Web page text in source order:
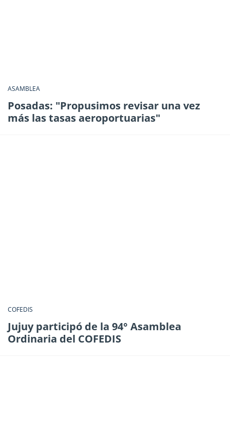
ASAMBLEA
Posadas: "Propusimos revisar una vez
más las tasas aeroportuarias"
COFEDIS
Jujuy participó de la 94° Asamblea
Ordinaria del COFEDIS